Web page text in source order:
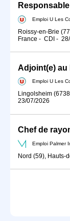
Emploi U Les
Roissy-en-Brie
France - CDI -
Adjoint(e) au
Emploi U Les
Lingolsheim
23/07/2026
Chef de
Emploi Palmer
Nord (59), Hauts-